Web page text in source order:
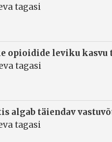
tagasi
opioidide leviku kasvu
tagasi
algab täiendav
tagasi